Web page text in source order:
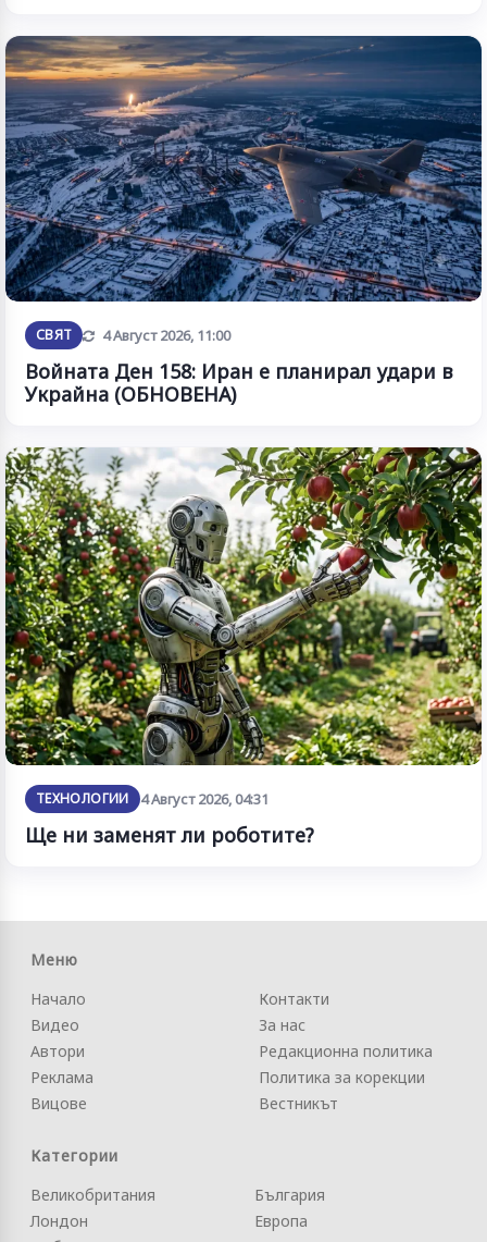
СВЯТ Обновена
4 Август 2026, 11:00
Войната Ден 158: Иран е планирал удари в
Украйна (ОБНОВЕНА)
ТЕХНОЛОГИИ 4 Август 2026, 04:31
Ще ни заменят ли роботите?
Меню
Начало
Видео
Автори
Реклама
Вицове
Контакти
За нас
Редакционна политика
Политика за корекции
Вестникът
Категории
Великобритания
Лондон
България
Европа